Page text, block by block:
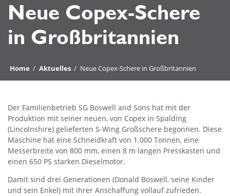
Neue Copex-Schere
in Großbritannien
Home / Aktuelles / Neue Copex-Schere in Großbritannien
Der Familienbetrieb SG Boswell and Sons hat mit der
Produktion mit seiner neuen, von Copex in Spalding
(Lincolnshire) gelieferten S-Wing Großschere begonnen. Diese
Maschine hat eine Schneidkraft von 1.000 Tonnen, eine
Messerbreite von 800 mm, einen 8 m langen Presskasten und
einen 650 PS starken Dieselmotor.
Damit sind drei Generationen (Donald Boswell, seine Kinder
und sein Enkel) mit ihrer Anschaffung vollauf zufrieden.